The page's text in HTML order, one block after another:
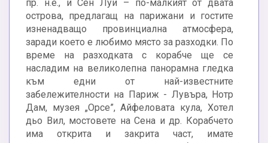
пр. н.е., и Сен Луи – по-малкият от двата
острова, предлагащ на парижани и гостите
изненадващо провинциална атмосфера,
заради което е любимо място за разходки. По
време на разходката с корабче ще се
насладим на великолепна панорамна гледка
към едни от най-известните
забележителности на Париж - Лувъра, Нотр
Дам, музея „Орсе”, Айфеловата кула, Хотел
дьо Вил, мостовете на Сена и др. Корабчето
има открита и закрита част, имате